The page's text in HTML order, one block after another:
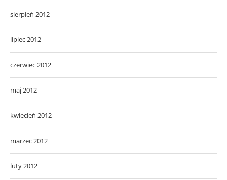
sierpień 2012
lipiec 2012
czerwiec 2012
maj 2012
kwiecień 2012
marzec 2012
luty 2012